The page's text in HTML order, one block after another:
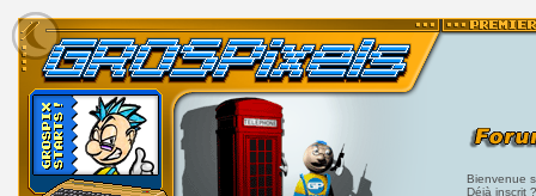
Bienvenue
Déjà inscrit